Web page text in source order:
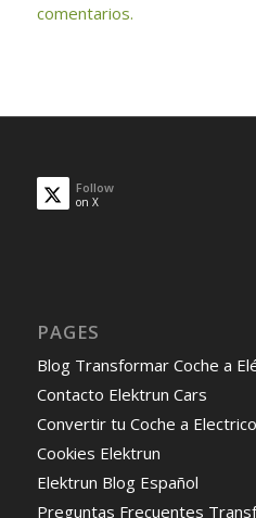
comentarios.
Follow
on X
PAGES
Blog Transformar Coche a
Contacto Elektrun Cars
Convertir tu Coche a Electrico
Cookies Elektrun
Elektrun Blog Español
Preguntas Frecuentes